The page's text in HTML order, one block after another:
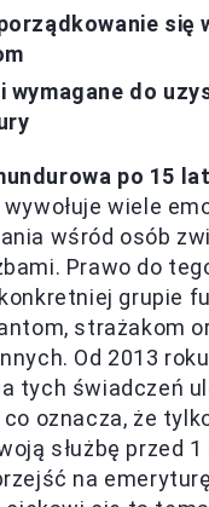
się
wymagane do
po 15
wiele
wśród osób
Prawo do
grupie
strażakom
Od 2013
tych świadczeń
oznacza, że
służbę przed
na